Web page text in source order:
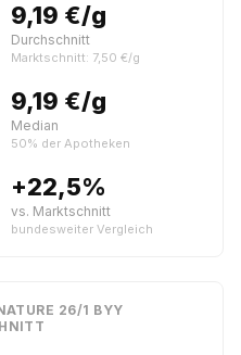
9,19 €/g
Durchschnitt
Marktschnitt: 7,50 €/g
9,19 €/g
Median
50% der Apotheken
+22,5%
vs. Marktschnitt
bundesweiter Vergleich
26/1 BYY